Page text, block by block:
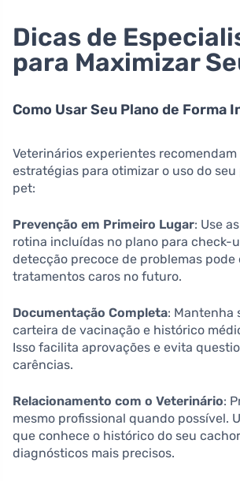
Dicas de
para Maximizar
Como Usar Seu Plano de Forma
Veterinários experientes
estratégias para otimizar o uso do
pet:
Prevenção em Primeiro Lugar: Use
rotina incluídas no plano para check-
detecção precoce de problemas pode
tratamentos caros no futuro.
Documentação Completa: Mantenha
carteira de vacinação e histórico
Isso facilita aprovações e evita
carências.
Relacionamento com o Veterinário:
mesmo profissional quando possível.
que conhece o histórico do seu
diagnósticos mais precisos.